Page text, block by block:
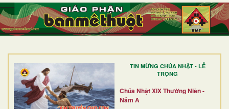
TIN MỪNG CHÚA NHẬT - LỄ
TRỌNG
Chúa Nhật XIX Thường Niên -
Năm A
TRANG NHẤT
GIỚI THIỆU
DÒNG TU
BAN MỤC VỤ